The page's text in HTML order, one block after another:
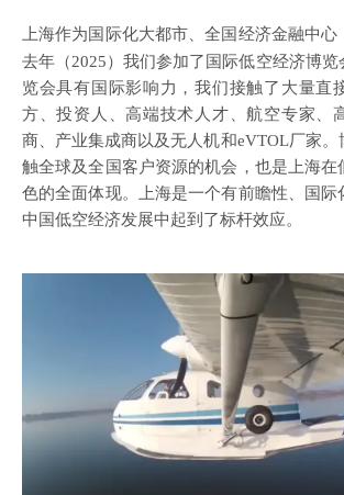
上海作为国际化大都市、全国经济金融中心
去年（2025）我们参加了国际低空经济博
览会具有国际影响力，我们接触了大量直
方、投资人、高端技术人才、航空专家、
商、产业集成商以及无人机和eVTOL厂家
触全球及全国客户资源的机会，也是上海在
色的全面体现。上海是一个有前瞻性、国际
中国低空经济发展中起到了标杆效应。